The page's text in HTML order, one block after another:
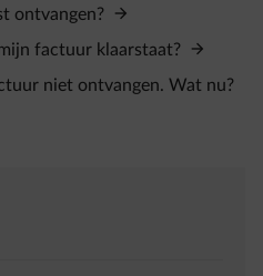
ontvangen?
factuur klaarstaat?
niet ontvangen. Wat nu?